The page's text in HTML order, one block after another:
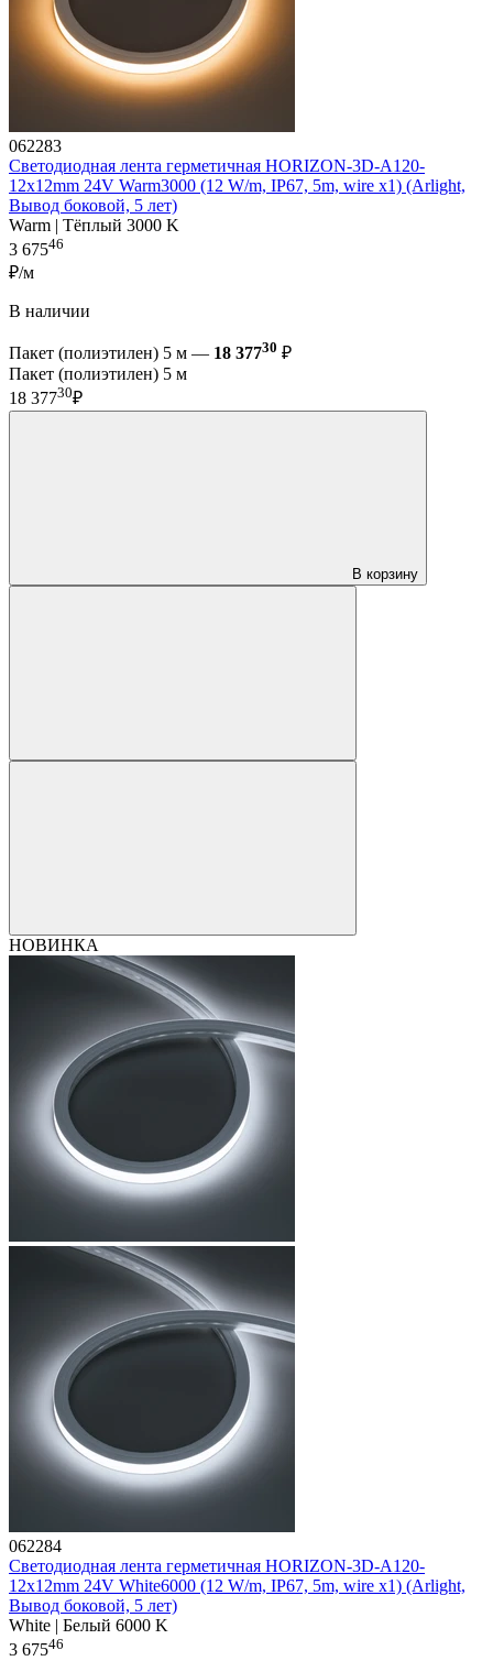
062283
Светодиодная лента герметичная HORIZON-3D-А120-
12x12mm 24V Warm3000 (12 W/m, IP67, 5m, wire x1) (Arlight,
Вывод боковой, 5 лет)
Warm | Тёплый 3000 K
3 67546
₽/м
В наличии
Пакет (полиэтилен) 5 м — 18 37730 ₽
Пакет (полиэтилен) 5 м
18 37730₽
В корзину
НОВИНКА
062284
Светодиодная лента герметичная HORIZON-3D-А120-
12x12mm 24V White6000 (12 W/m, IP67, 5m, wire x1) (Arlight,
Вывод боковой, 5 лет)
White | Белый 6000 K
3 67546